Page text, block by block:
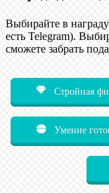
Выбирайте в
есть Telegram).
сможете забрать
Стройная
Умение